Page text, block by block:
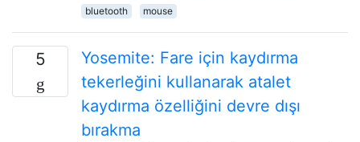
bluetooth
mouse
5
Yosemite: Fare için kaydırma
tekerleğini kullanarak atalet
kaydırma özelliğini devre dışı
bırakma